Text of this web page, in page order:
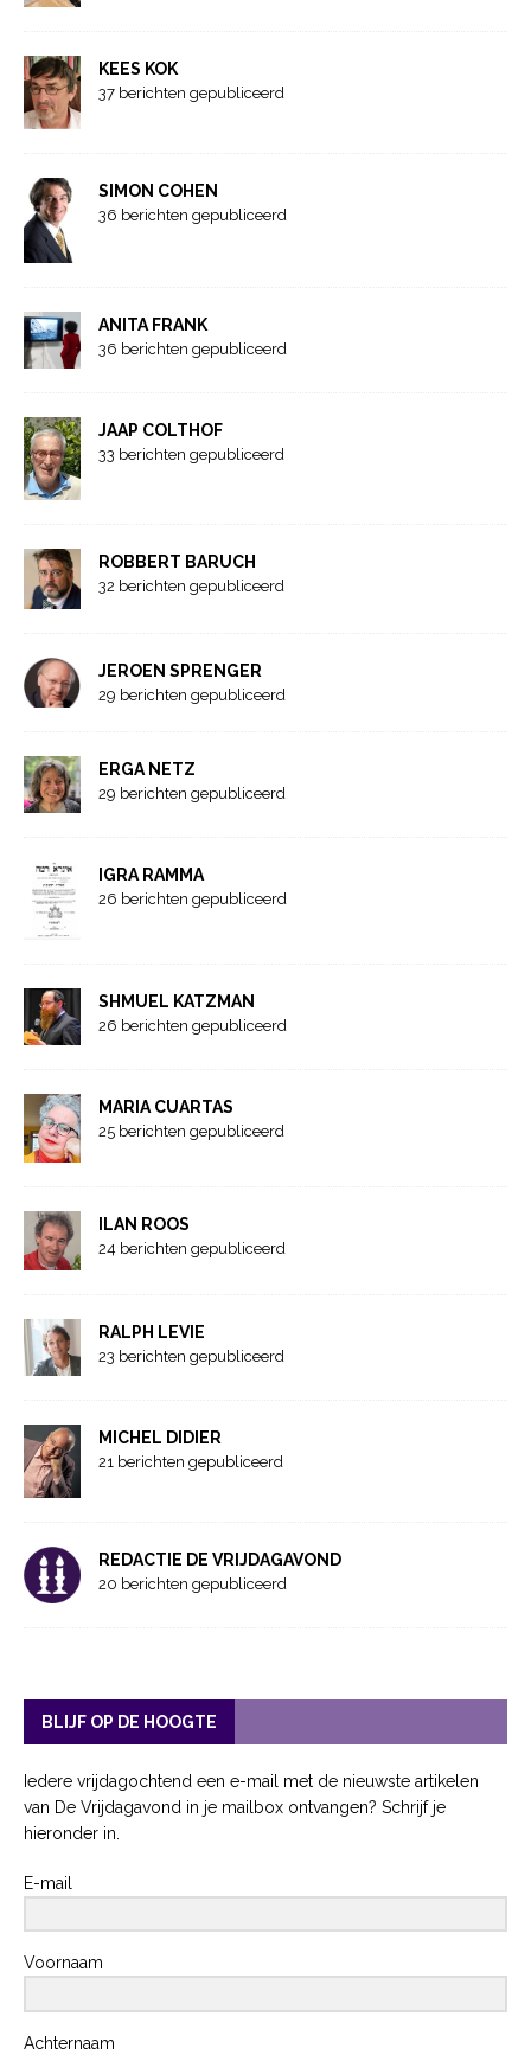
KEES KOK
37 berichten gepubliceerd
SIMON COHEN
36 berichten gepubliceerd
ANITA FRANK
36 berichten gepubliceerd
JAAP COLTHOF
33 berichten gepubliceerd
ROBBERT BARUCH
32 berichten gepubliceerd
JEROEN SPRENGER
29 berichten gepubliceerd
ERGA NETZ
29 berichten gepubliceerd
IGRA RAMMA
26 berichten gepubliceerd
SHMUEL KATZMAN
26 berichten gepubliceerd
MARIA CUARTAS
25 berichten gepubliceerd
ILAN ROOS
24 berichten gepubliceerd
RALPH LEVIE
23 berichten gepubliceerd
MICHEL DIDIER
21 berichten gepubliceerd
REDACTIE DE VRIJDAGAVOND
20 berichten gepubliceerd
BLIJF OP DE HOOGTE
Iedere vrijdagochtend een e-mail met de nieuwste artikelen
van De Vrijdagavond in je mailbox ontvangen? Schrijf je
hieronder in.
E-mail
Voornaam
Achternaam